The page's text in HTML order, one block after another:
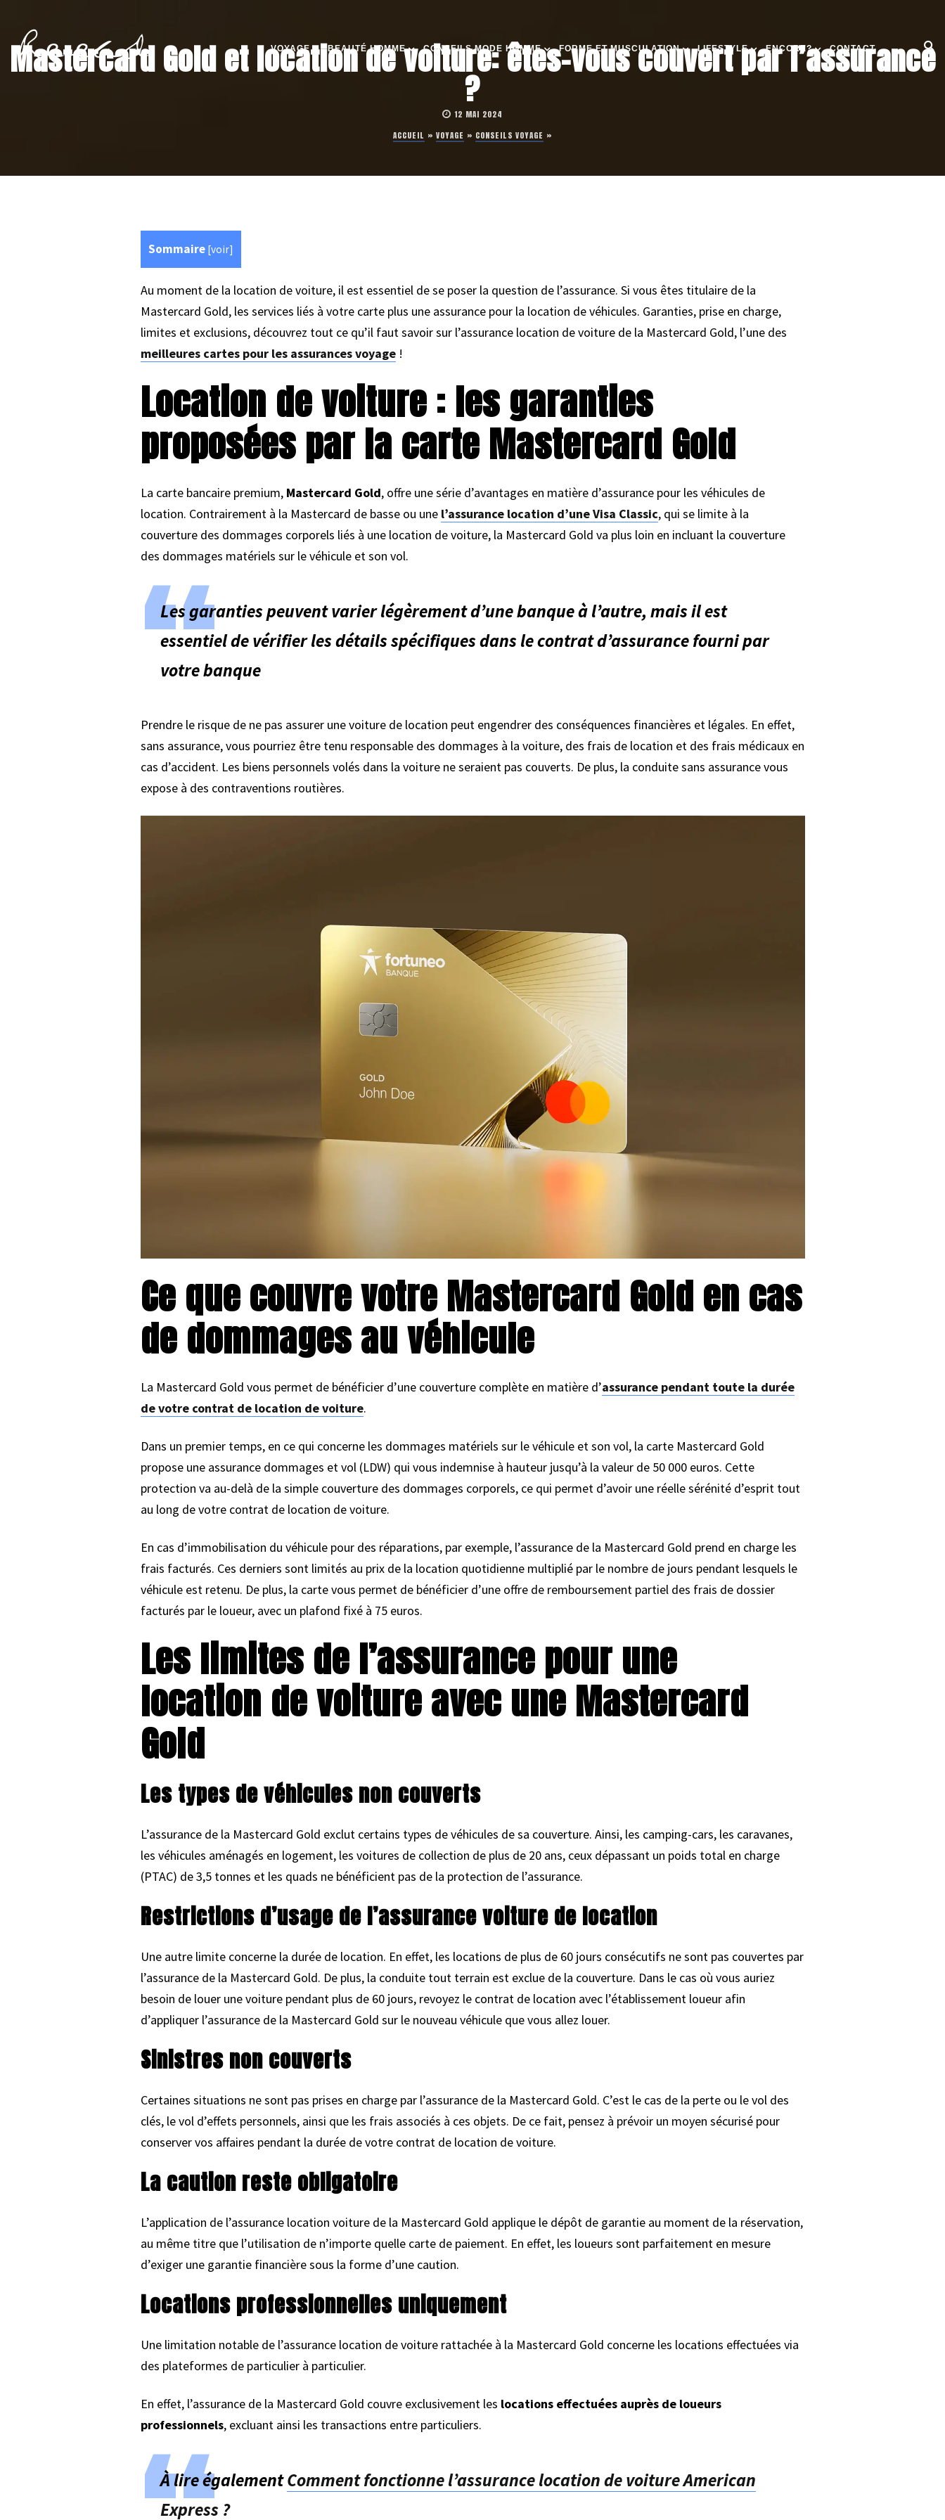
VOYAGE BEAUTÉ HOMME CONSEILS MODE HOMME FORME ET MUSCULATION LIFESTYLE ENCORE? CONTACT
Mastercard Gold et location de voiture: êtes-vous couvert par l’assurance
?
12 MAI 2024
ACCUEIL » VOYAGE » CONSEILS VOYAGE »
Sommaire [voir]
Au moment de la location de voiture, il est essentiel de se poser la question de l’assurance. Si vous êtes titulaire de la
Mastercard Gold, les services liés à votre carte plus une assurance pour la location de véhicules. Garanties, prise en charge,
limites et exclusions, découvrez tout ce qu’il faut savoir sur l’assurance location de voiture de la Mastercard Gold, l’une des
meilleures cartes pour les assurances voyage!
Location de voiture : les garanties
proposées par la carte Mastercard Gold
La carte bancaire premium, Mastercard Gold, offre une série d’avantages en matière d’assurance pour les véhicules de
location. Contrairement à la Mastercard de basse ou une l’assurance location d’une Visa Classic, qui se limite à la
couverture des dommages corporels liés à une location de voiture, la Mastercard Gold va plus loin en incluant la couverture
des dommages matériels sur le véhicule et son vol.
Les garanties peuvent varier légèrement d’une banque à l’autre, mais il est
essentiel de vérifier les détails spécifiques dans le contrat d’assurance fourni par
votre banque
Prendre le risque de ne pas assurer une voiture de location peut engendrer des conséquences financières et légales. En effet,
sans assurance, vous pourriez être tenu responsable des dommages à la voiture, des frais de location et des frais médicaux en
cas d’accident. Les biens personnels volés dans la voiture ne seraient pas couverts. De plus, la conduite sans assurance vous
expose à des contraventions routières.
Ce que couvre votre Mastercard Gold en cas
de dommages au véhicule
La Mastercard Gold vous permet de bénéficier d’une couverture complète en matière d’assurance pendant toute la durée
de votre contrat de location de voiture.
Dans un premier temps, en ce qui concerne les dommages matériels sur le véhicule et son vol, la carte Mastercard Gold
propose une assurance dommages et vol (LDW) qui vous indemnise à hauteur jusqu’à la valeur de 50 000 euros. Cette
protection va au-delà de la simple couverture des dommages corporels, ce qui permet d’avoir une réelle sérénité d’esprit tout
au long de votre contrat de location de voiture.
En cas d’immobilisation du véhicule pour des réparations, par exemple, l’assurance de la Mastercard Gold prend en charge les
frais facturés. Ces derniers sont limités au prix de la location quotidienne multiplié par le nombre de jours pendant lesquels le
véhicule est retenu. De plus, la carte vous permet de bénéficier d’une offre de remboursement partiel des frais de dossier
facturés par le loueur, avec un plafond fixé à 75 euros.
Les limites de l’assurance pour une
location de voiture avec une Mastercard
Gold
Les types de véhicules non couverts
L’assurance de la Mastercard Gold exclut certains types de véhicules de sa couverture. Ainsi, les camping-cars, les caravanes,
les véhicules aménagés en logement, les voitures de collection de plus de 20 ans, ceux dépassant un poids total en charge
(PTAC) de 3,5 tonnes et les quads ne bénéficient pas de la protection de l’assurance.
Restrictions d’usage de l’assurance voiture de location
Une autre limite concerne la durée de location. En effet, les locations de plus de 60 jours consécutifs ne sont pas couvertes par
l’assurance de la Mastercard Gold. De plus, la conduite tout terrain est exclue de la couverture. Dans le cas où vous auriez
besoin de louer une voiture pendant plus de 60 jours, revoyez le contrat de location avec l’établissement loueur afin
d’appliquer l’assurance de la Mastercard Gold sur le nouveau véhicule que vous allez louer.
Sinistres non couverts
Certaines situations ne sont pas prises en charge par l’assurance de la Mastercard Gold. C’est le cas de la perte ou le vol des
clés, le vol d’effets personnels, ainsi que les frais associés à ces objets. De ce fait, pensez à prévoir un moyen sécurisé pour
conserver vos affaires pendant la durée de votre contrat de location de voiture.
La caution reste obligatoire
L’application de l’assurance location voiture de la Mastercard Gold applique le dépôt de garantie au moment de la réservation,
au même titre que l’utilisation de n’importe quelle carte de paiement. En effet, les loueurs sont parfaitement en mesure
d’exiger une garantie financière sous la forme d’une caution.
Locations professionnelles uniquement
Une limitation notable de l’assurance location de voiture rattachée à la Mastercard Gold concerne les locations effectuées via
des plateformes de particulier à particulier.
En effet, l’assurance de la Mastercard Gold couvre exclusivement les locations effectuées auprès de loueurs
professionnels, excluant ainsi les transactions entre particuliers.
À lire égalementComment fonctionne l’assurance location de voiture American
Express ?